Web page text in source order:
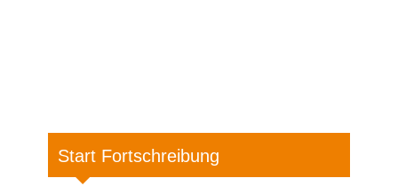
Start Fortschreibung